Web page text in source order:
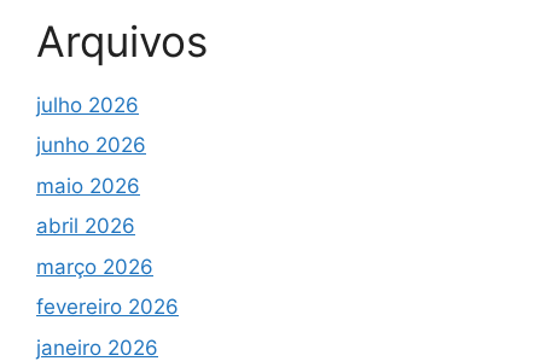
Arquivos
julho 2026
junho 2026
maio 2026
abril 2026
março 2026
fevereiro 2026
janeiro 2026